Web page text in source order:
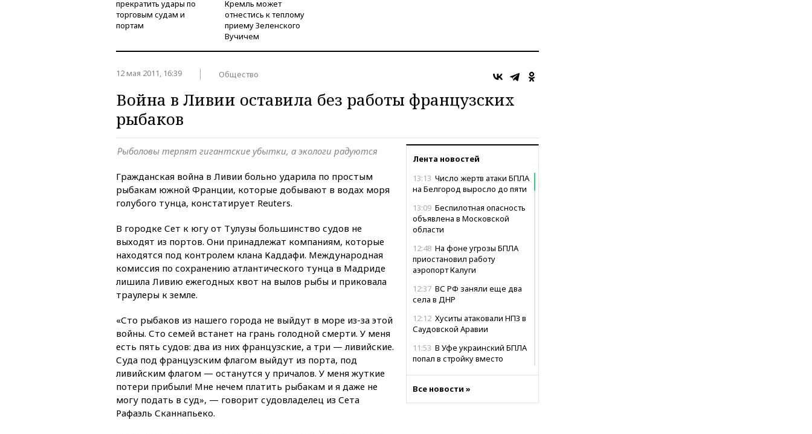
прекратить удары по
торговым судам и
портам
Кремль может
отнестись к теплому
приему Зеленского
Вучичем
12 мая 2011, 16:39 Общество
Война в Ливии оставила без работы французских
рыбаков
Лента новостей
13:13 Число жертв атаки БПЛА
на Белгород выросло до пяти
13:09 Беспилотная опасность
объявлена в Московской
области
12:48 На фоне угрозы БПЛА
приостановил работу
аэропорт Калуги
12:37 ВС РФ заняли еще два
села в ДНР
12:12 Хуситы атаковали НПЗ в
Саудовской Аравии
11:53 В Уфе украинский БПЛА
попал в стройку вместо
11:11 Одесса осталась без
Все новости »
Рыболовы терпят гигантские убытки, а экологи радуются
Гражданская война в Ливии больно ударила по простым
рыбакам южной Франции, которые добывают в водах моря
голубого тунца, констатирует Reuters.
В городке Сет к югу от Тулузы большинство судов не
выходят из портов. Они принадлежат компаниям, которые
находятся под контролем клана Каддафи. Международная
комиссия по сохранению атлантического тунца в Мадриде
лишила Ливию ежегодных квот на вылов рыбы и приковала
траулеры к земле.
«Сто рыбаков из нашего города не выйдут в море из-за этой
войны. Сто семей встанет на грань голодной смерти. У меня
есть пять судов: два из них французские, а три — ливийские.
Суда под французским флагом выйдут из порта, под
ливийским флагом — останутся у причалов. У меня жуткие
потери прибыли! Мне нечем платить рыбакам и я даже не
могу подать в суд», — говорит судовладелец из Сета
Рафаэль Сканнапьеко.